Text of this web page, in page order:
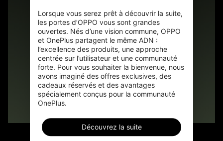
Lorsque vous serez prêt à découvrir la suite,
les portes d’OPPO vous sont grandes
ouvertes. Nés d’une vision commune, OPPO
et OnePlus partagent le même ADN :
l’excellence des produits, une approche
centrée sur l’utilisateur et une communauté
forte. Pour vous souhaiter la bienvenue, nous
avons imaginé des offres exclusives, des
cadeaux réservés et des avantages
spécialement conçus pour la communauté
OnePlus.
Découvrez la suite